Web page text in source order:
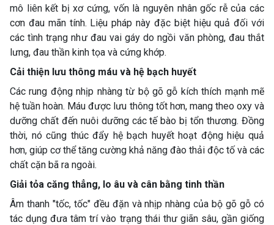
mô liên kết bị xơ cứng, vốn là nguyên nhân gốc rễ của các
cơn đau mãn tính. Liệu pháp này đặc biệt hiệu quả đối với
các tình trạng như đau vai gáy do ngồi văn phòng, đau thắt
lưng, đau thần kinh tọa và cứng khớp.
Cải thiện lưu thông máu và hệ bạch huyết
Các rung động nhịp nhàng từ bộ gõ gỗ kích thích mạnh mẽ
hệ tuần hoàn. Máu được lưu thông tốt hơn, mang theo oxy và
dưỡng chất đến nuôi dưỡng các tế bào bị tổn thương. Đồng
thời, nó cũng thúc đẩy hệ bạch huyết hoạt động hiệu quả
hơn, giúp cơ thể tăng cường khả năng đào thải độc tố và các
chất cặn bã ra ngoài.
Giải tỏa căng thẳng, lo âu và cân bằng tinh thần
Âm thanh "tốc, tốc" đều đặn và nhịp nhàng của bộ gõ gỗ có
tác dụng đưa tâm trí vào trạng thái thư giãn sâu, gần giống